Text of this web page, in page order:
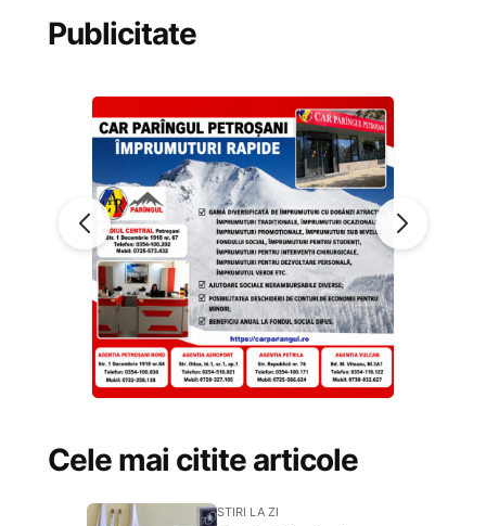
Publicitate
Cele mai citite articole
STIRI LA ZI